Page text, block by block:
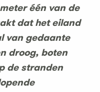
één van de
dat het eiland
van gedaante
droog, boten
de stranden